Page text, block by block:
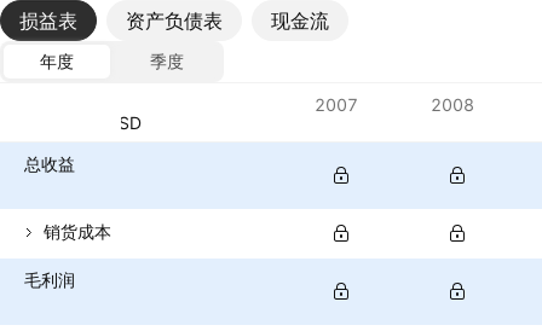
损益表 资产负债表 现金流
年度
季度
货币：USD
2007 2008
总收益
销货成本
毛利润